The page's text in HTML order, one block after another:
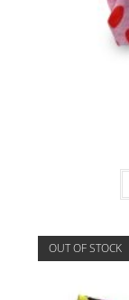
OUT OF STOCK